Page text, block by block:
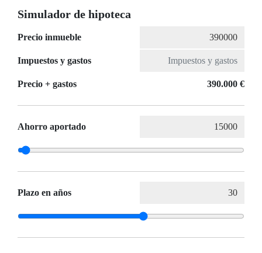
Simulador de hipoteca
Precio inmueble
Impuestos y gastos
Precio + gastos 390.000 €
Ahorro aportado
Plazo en años